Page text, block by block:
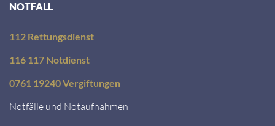
NOTFALL
112 Rettungsdienst
116 117 Notdienst
0761 19240 Vergiftungen
Notfälle und Notaufnahmen